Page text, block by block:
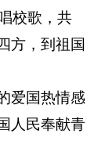
校歌，共
方，到祖国
爱国热情感
人民奉献青